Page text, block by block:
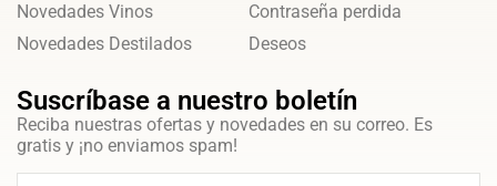
Novedades Vinos
Novedades Destilados
Contraseña perdida
Deseos
Suscríbase a nuestro boletín
Reciba nuestras ofertas y novedades en su correo. Es
gratis y ¡no enviamos spam!